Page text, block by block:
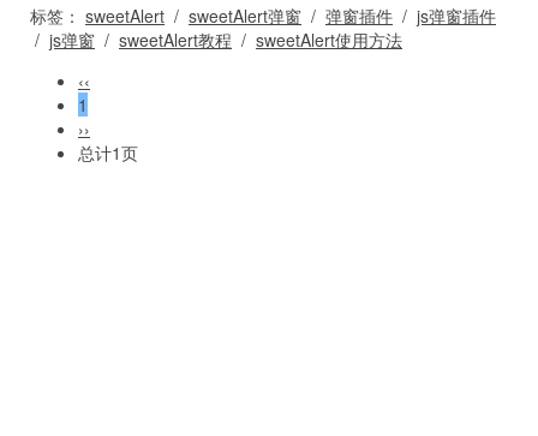
标签： sweetAlert / sweetAlert弹窗 / 弹窗插件 / js弹窗插件
/ js弹窗 / sweetAlert教程 / sweetAlert使用方法
‹‹
1
››
总计1页